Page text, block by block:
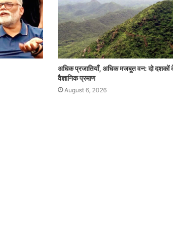
अधिक प्रजातियाँ, अधिक मजबूत वन: दो दशकों
वैज्ञानिक प्रमाण
August 6, 2026